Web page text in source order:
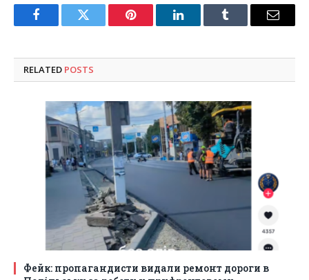
FacebookTwitter Pinterest LinkedInTumblr Email
RELATED POSTS
Фейк: пропагандисти видали ремонт дороги в